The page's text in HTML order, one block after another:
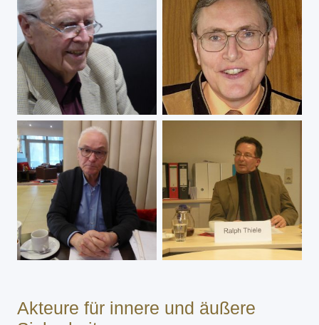
Akteure für innere und äußere